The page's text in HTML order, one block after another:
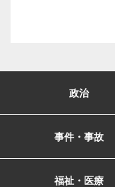
政治
事件・事故
福祉・医療